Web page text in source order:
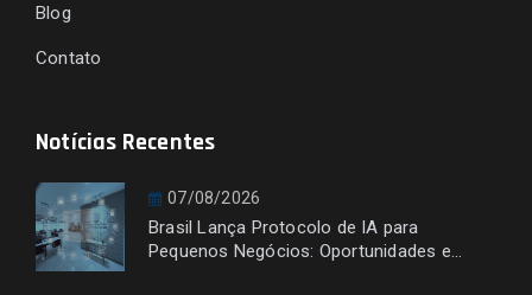
Blog
Contato
Notícias Recentes
07/08/2026
Brasil Lança Protocolo de IA para
Pequenos Negócios: Oportunidades e